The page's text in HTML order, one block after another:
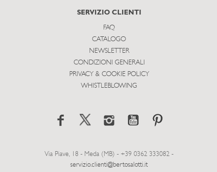
SERVIZIO CLIENTI
FAQ
CATALOGO
NEWSLETTER
CONDIZIONI GENERALI
PRIVACY & COOKIE POLICY
WHISTLEBLOWING
Via Piave, 18 - Meda (MB) - +39 0362 333082 -
servizio.clienti@bertosalotti.it